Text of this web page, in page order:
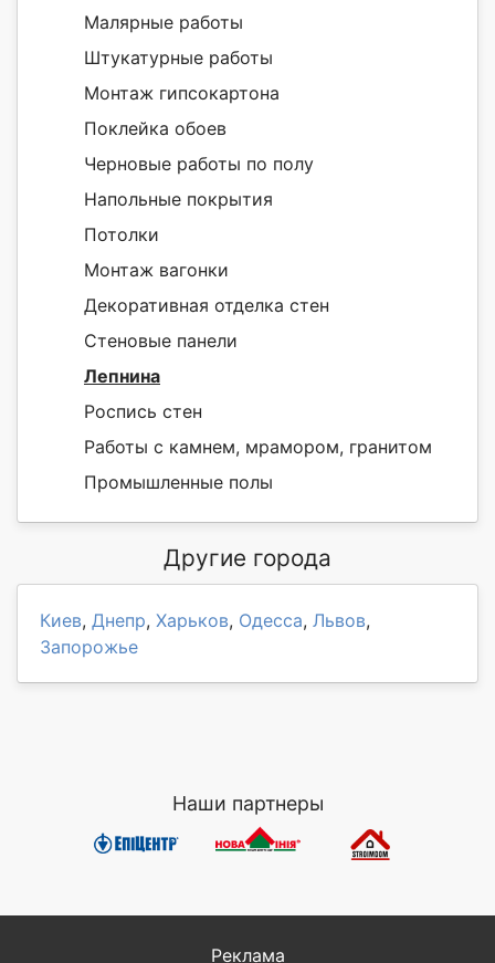
Малярные работы
Штукатурные работы
Монтаж гипсокартона
Поклейка обоев
Черновые работы по полу
Напольные покрытия
Потолки
Монтаж вагонки
Декоративная отделка стен
Стеновые панели
Лепнина
Роспись стен
Работы с камнем, мрамором, гранитом
Промышленные полы
Другие города
Киев, Днепр, Харьков, Одесса, Львов,
Запорожье
Наши партнеры
Реклама